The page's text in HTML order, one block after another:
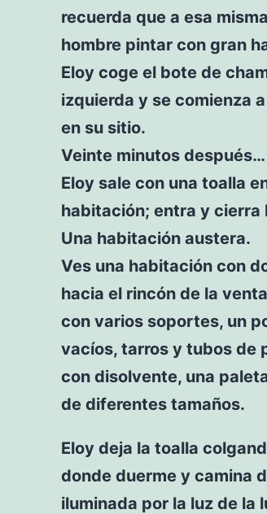
recuerda que a esa
hombre pintar con gran
Eloy coge el bote de
izquierda y se comienza
en su sitio.
Veinte minutos después…
Eloy sale con una toalla
habitación; entra y
Una habitación austera.
Ves una habitación con
hacia el rincón de la
con varios soportes, un
vacíos, tarros y tubos de
con disolvente, una
de diferentes tamaños.
Eloy deja la toalla
donde duerme y camina
iluminada por la luz de la